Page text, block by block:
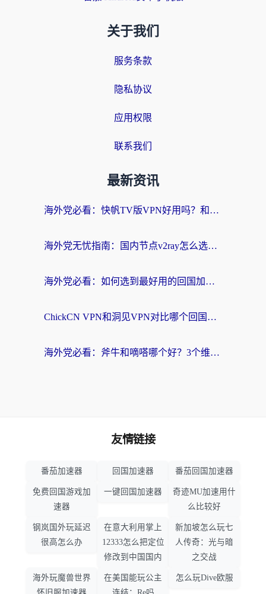
关于我们
服务条款
隐私协议
应用权限
联系我们
最新资讯
海外党必看：快帆TV版VPN好用吗？和快游VPN对比哪个回国效果更好？附实用避坑指南
海外党无忧指南：国内节点v2ray怎么选？一键回国VPN+多场景实测帮你避坑
海外党必看：如何选到最好用的回国加速器？从节点到售后的全维度指南
ChickCN VPN和洞见VPN对比哪个回国效果更好？海外党亲测3款加速器+避坑指南
海外党必看：斧牛和嘀嗒哪个好？3个维度教你选对回国加速器
友情链接
番茄加速器 回国加速器 番茄回国加速器
免费回国游戏加
速器
一键回国加速器
奇迹MU加速用什
么比较好
钢岚国外玩延迟
很高怎么办
在意大利用掌上
12333怎么把定位
修改到中国国内
新加坡怎么玩七
人传奇：光与暗
之交战
海外玩魔兽世界
在美国能玩公主
怎么玩Dive欧服